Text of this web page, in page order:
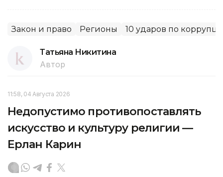
Закон и право Регионы 10 ударов по
Татьяна Никитина
Автор
11:58, 04 Августа 2026
Недопустимо противопоставлять
искусство и культуру религии —
Ерлан Карин